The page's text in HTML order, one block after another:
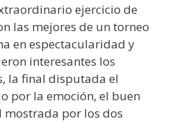
ejercicio de
las mejores de un torneo
en espectacularidad y
interesantes los
la final disputada el
por la emoción, el buen
por los dos